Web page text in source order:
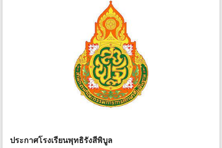
ประกาศโรงเรียนพุทธิรังสีพิบูล